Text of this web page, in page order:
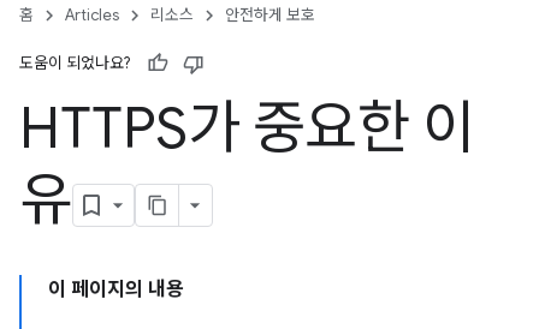
홈 Articles 리소스 안전하게 보호
도움이 되었나요?
HTTPS가 중요한 이
유
이 페이지의 내용